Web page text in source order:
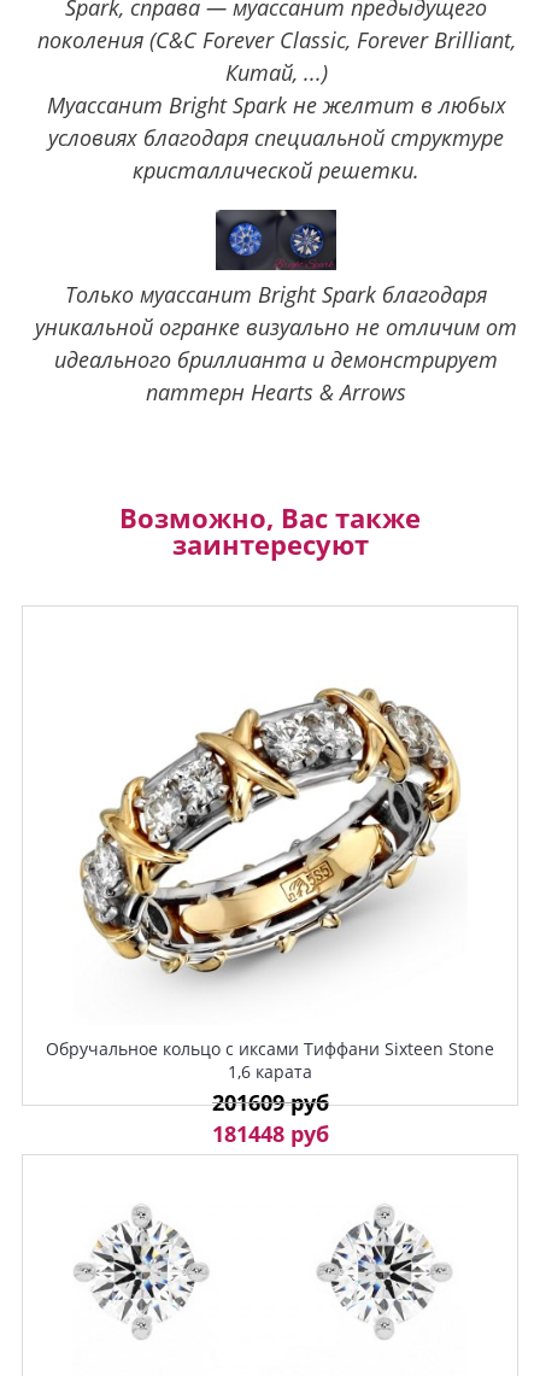
Spark, справа — муассанит предыдущего
поколения (C&C Forever Classic, Forever Brilliant,
Китай, ...)
Муассанит Bright Spark не желтит в любых
условиях благодаря специальной структуре
кристаллической решетки.
Только муассанит Bright Spark благодаря
уникальной огранке визуально не отличим от
идеального бриллианта и демонстрирует
паттерн Hearts & Arrows
Возможно, Вас также
заинтересуют
Обручальное кольцо с иксами Тиффани Sixteen Stone
1,6 карата
201609 руб
181448 руб